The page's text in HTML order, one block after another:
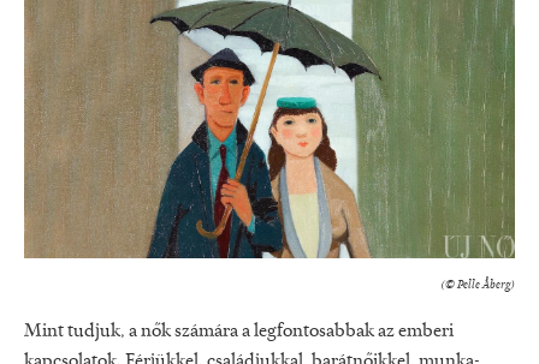
(© Pelle Åberg)
Mint tudjuk, a nők számára a leg­fontosabbak az emberi